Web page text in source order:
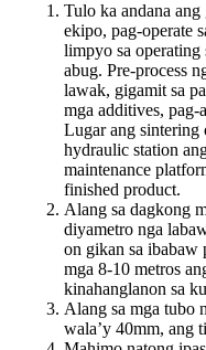
Tulo ka andana ang
ekipo, pag-operate
limpyo sa operating
abug. Pre-process
lawak, gigamit sa
mga additives, pag-
Lugar ang sintering
hydraulic station
maintenance
finished product.
Alang sa dagkong
diyametro nga
on gikan sa ibabaw
mga 8-10 metros
kinahanglanon sa
Alang sa mga tubo
wala’y 40mm, ang